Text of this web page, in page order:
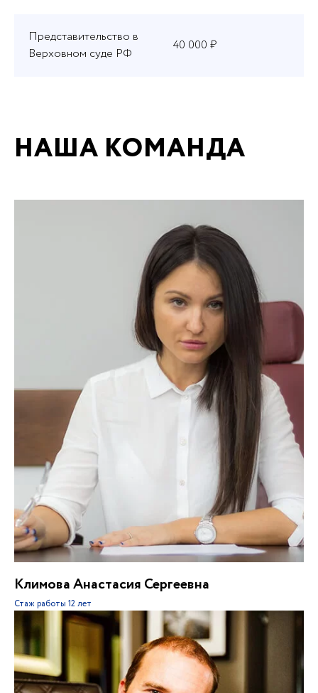
Представительство в
Верховном суде РФ
40 000 ₽
НАША КОМАНДА
Климова Анастасия Сергеевна
Стаж работы 12 лет